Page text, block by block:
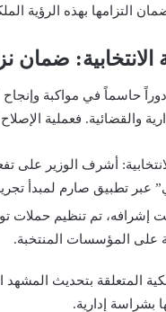
التزامها بهذه الرؤية
حاسماً في مواكبة وإنجاح
والقضائية. فعملية
أشرف الوزير
عبر تطبيق صارم لمبدأ
إشرافه، تم تنظيم حملات
على المؤسسات المنتخبة.
المتعلقة بتحديث
بشراسة إدارية.